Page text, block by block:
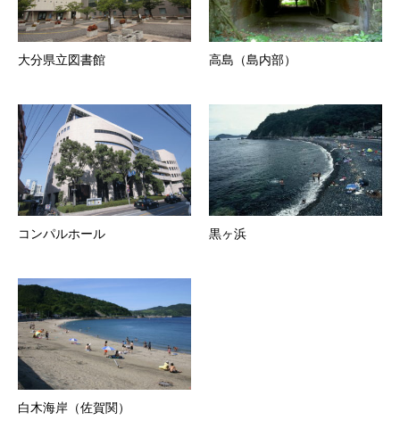
大分県立図書館 高島（島内部）
コンパルホール 黒ヶ浜
白木海岸（佐賀関）